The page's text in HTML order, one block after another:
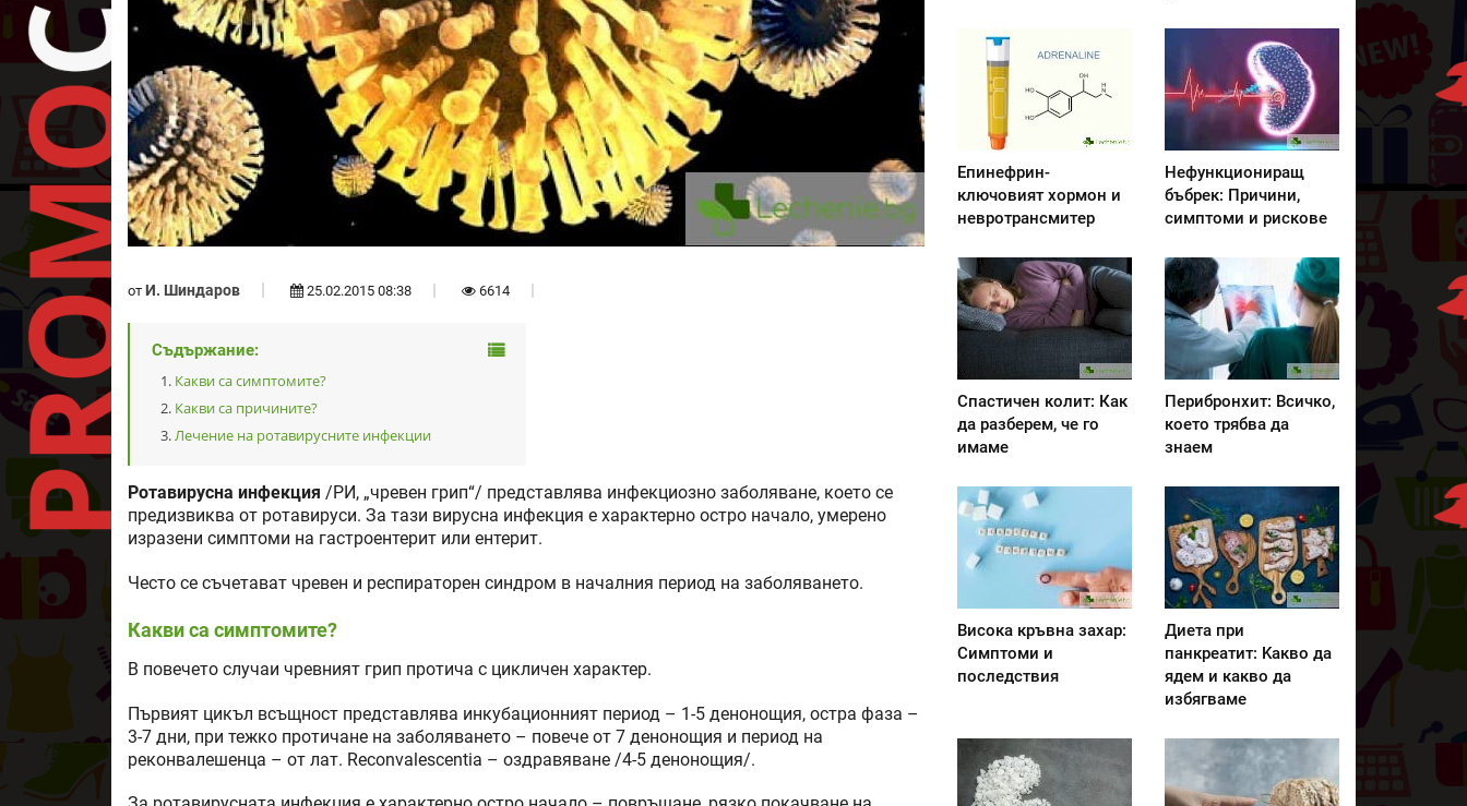
от И. Шиндаров 25.02.2015 08:38 6614
Съдържание:
Какви са симптомите?
Какви са причините?
Лечение на ротавирусните инфекции
Ротавирусна инфекция /РИ, „чревен грип“/ представлява инфекциозно заболяване, което се
предизвиква от ротавируси. За тази вирусна инфекция е характерно остро начало, умерено
изразени симптоми на гастроентерит или ентерит.
Често се съчетават чревен и респираторен синдром в началния период на заболяването.
Какви са симптомите?
В повечето случаи чревният грип протича с цикличен характер.
Първият цикъл всъщност представлява инкубационният период – 1-5 денонощия, остра фаза –
3-7 дни, при тежко протичане на заболяването – повече от 7 денонощия и период на
реконвалешенца – от лат. Reconvalescentia – оздравяване /4-5 денонощия/.
Епинефрин-
ключовият хормон и
невротрансмитер
Нефункциониращ
бъбрек: Причини,
симптоми и рискове
Спастичен колит: Как
да разберем, че го
имаме
Перибронхит: Всичко,
което трябва да
знаем
Висока кръвна захар:
Симптоми и
последствия
Диета при
панкреатит: Kакво да
ядем и какво да
избягваме